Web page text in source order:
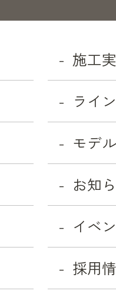
施工
ライ
モデ
お知
イベ
採用